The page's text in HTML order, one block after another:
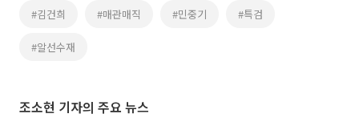
#김건희 #매관매직 #민중기 #특검
#알선수재
조소현 기자의 주요 뉴스